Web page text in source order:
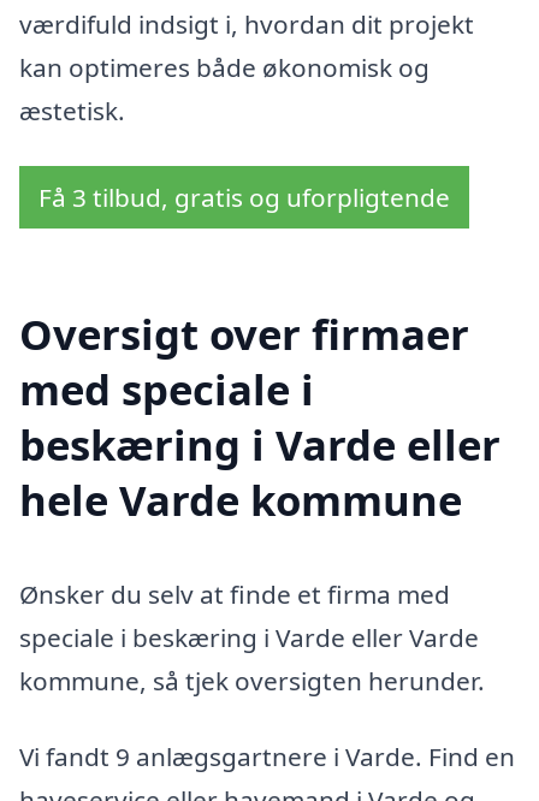
værdifuld indsigt i, hvordan dit projekt
kan optimeres både økonomisk og
æstetisk.
Få 3 tilbud, gratis og uforpligtende
Oversigt over firmaer
med speciale i
beskæring i Varde eller
hele Varde kommune
Ønsker du selv at finde et firma med
speciale i beskæring i Varde eller Varde
kommune, så tjek oversigten herunder.
Vi fandt 9 anlægsgartnere i Varde. Find en